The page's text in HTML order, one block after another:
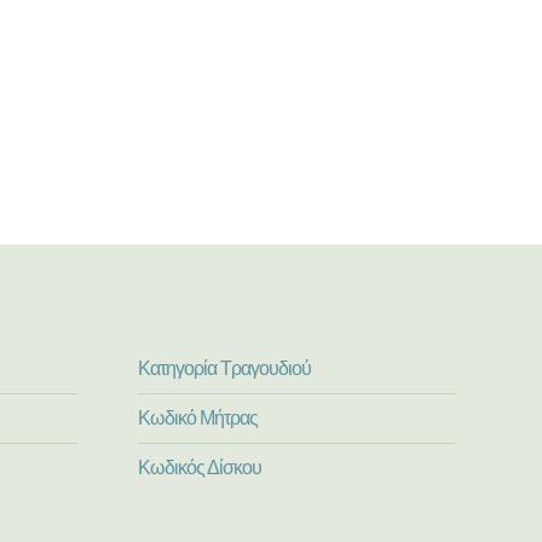
Κατηγορία Τραγουδιού
Κωδικό Μήτρας
Κωδικός Δίσκου